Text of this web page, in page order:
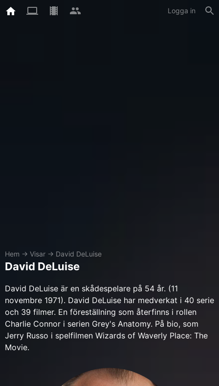
Logga in
Hem → Visar → David DeLuise
David DeLuise
David DeLuise är en skådespelare på 54 år. (11
novembre 1971). David DeLuise har medverkat i 40 serie
och 39 filmer. En föreställning som återfinns i rollen
Charlie Connor i serien Grey's Anatomy. På bio, som
Jerry Russo i spelfilmen Wizards of Waverly Place: The
Movie.